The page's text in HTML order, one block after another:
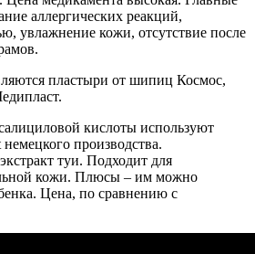
аллергических реакций,
увлажнение кожи, отсутствие после
пластыри от шипиц Космос,
кислоты используют
производства.
туи. Подходит для
кожи. Плюсы – им можно
Цена, по сравнению с